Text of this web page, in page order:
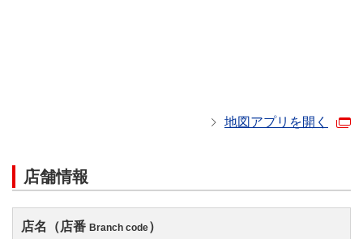
地図アプリを開く
店舗情報
店名（店番 Branch code）